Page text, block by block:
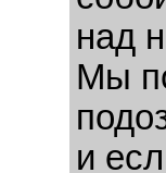
над
Мы
и